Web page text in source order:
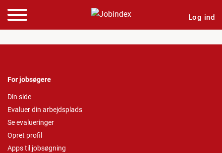
Log ind
For jobsøgere
Din side
Evaluer din arbejdsplads
Se evalueringer
Opret profil
Apps til jobsøgning